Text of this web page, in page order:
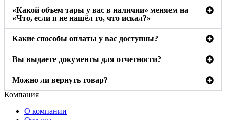
«Какой объем тары у вас в наличии» меняем на
«Что, если я не нашёл то, что искал?»
Какие способы оплаты у вас доступны?
Вы выдаете документы для отчетности?
Можно ли вернуть товар?
Компания
О компании